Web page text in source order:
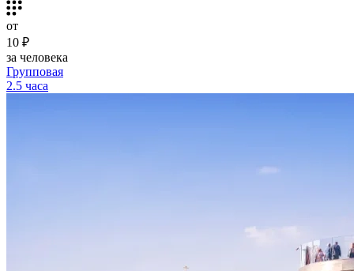
от
10 ₽
за человека
Групповая
2.5 часа